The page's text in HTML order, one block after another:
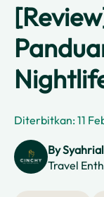
Diterbitkan: 11
By
Travel